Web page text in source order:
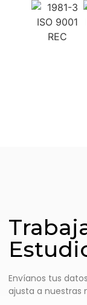
Envíanos tus
ajusta a nuestras